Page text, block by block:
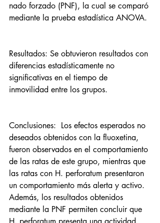
nado forzado (PNF), la cual se comparó
mediante la prueba estadística ANOVA.
Resultados: Se obtuvieron resultados con
diferencias estadísticamente no
significativas en el tiempo de
inmovilidad entre los grupos.
Conclusiones:  Los efectos esperados no
deseados obtenidos con la fluoxetina,
fueron observados en el comportamiento
de las ratas de este grupo, mientras que
las ratas con H. perforatum presentaron
un comportamiento más alerta y activo.
Además, los resultados obtenidos
mediante la PNF permiten concluir que